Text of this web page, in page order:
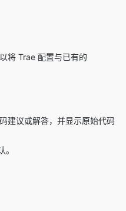
将 Trae 配置与已有的
建议或解答，并显示原始代码